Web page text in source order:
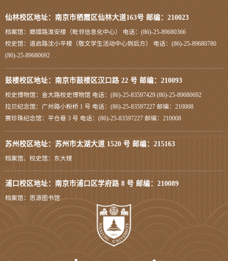
仙林校区地址：南京市栖霞区仙林大道163号 邮编：210023
档案馆：嫏嬛路淮安楼（毗邻信息化中心） 电话：(86)-25-89680366
校史馆：道启路沈小平楼（敬文学生活动中心侧后方） 电话：(86)-25-89680780
(86)-25-89680692
鼓楼校区地址：南京市鼓楼区汉口路 22 号 邮编：210093
校史博物馆：金大路校史博物馆 电话：(86)-25-83597429 (86)-25-89680692
拉贝纪念馆：广州路小粉桥 1 号 电话：(86)-25-83597227 邮编：210008
赛珍珠纪念馆：平仓巷 3 号 电话：(86)-25-83597227 邮编：210008
苏州校区地址：苏州市太湖大道 1520 号 邮编：215163
档案馆、校史馆：东大楼
浦口校区地址：南京市浦口区学府路 8 号 邮编：210089
档案馆：思源图书馆